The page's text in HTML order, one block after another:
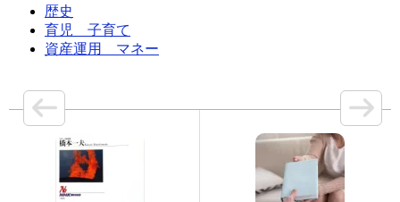
歴史
育児 子育て
資産運用 マネー